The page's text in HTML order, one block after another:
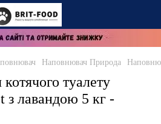
Наповнювач Природа
туалету
з лавандою 5 кг -